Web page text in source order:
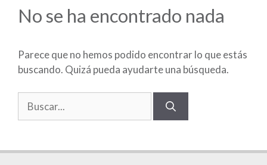
No se ha encontrado nada
Parece que no hemos podido encontrar lo que estás
buscando. Quizá pueda ayudarte una búsqueda.